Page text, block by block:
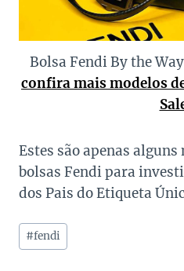
Bolsa Fendi By the
confira mais modelos
Estes são apenas
bolsas Fendi para
dos Pais do Etiqueta
Tags
do
#fendi